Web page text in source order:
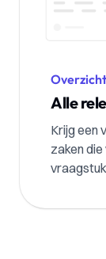
Overzicht
Alle
Krijg een
zaken